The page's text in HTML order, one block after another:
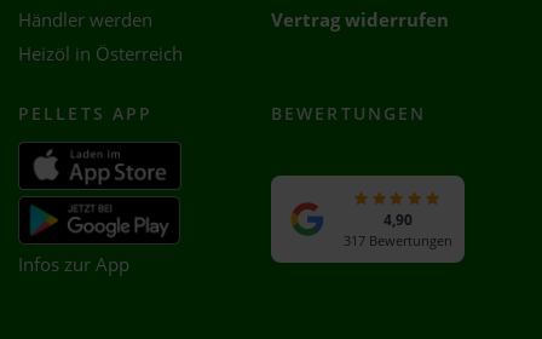
Händler werden
Heizöl in Österreich
Vertrag widerrufen
PELLETS APP
Infos zur App
BEWERTUNGEN
4,90
317 Bewertungen